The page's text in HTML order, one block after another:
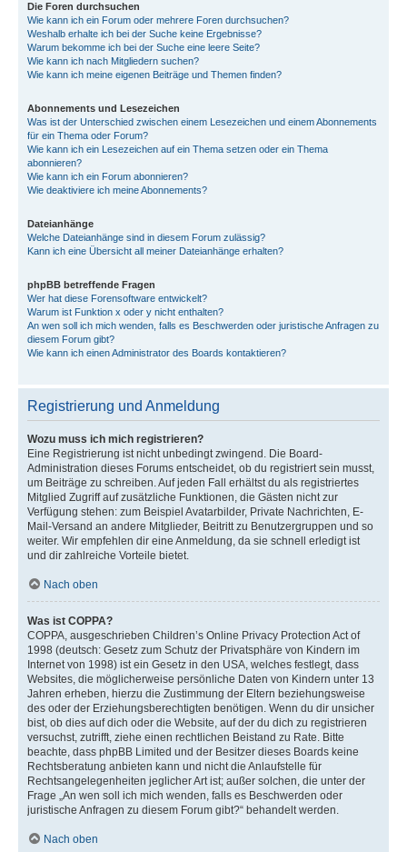
Die Foren durchsuchen
Wie kann ich ein Forum oder mehrere Foren durchsuchen?
Weshalb erhalte ich bei der Suche keine Ergebnisse?
Warum bekomme ich bei der Suche eine leere Seite?
Wie kann ich nach Mitgliedern suchen?
Wie kann ich meine eigenen Beiträge und Themen finden?
Abonnements und Lesezeichen
Was ist der Unterschied zwischen einem Lesezeichen und einem Abonnements
für ein Thema oder Forum?
Wie kann ich ein Lesezeichen auf ein Thema setzen oder ein Thema
abonnieren?
Wie kann ich ein Forum abonnieren?
Wie deaktiviere ich meine Abonnements?
Dateianhänge
Welche Dateianhänge sind in diesem Forum zulässig?
Kann ich eine Übersicht all meiner Dateianhänge erhalten?
phpBB betreffende Fragen
Wer hat diese Forensoftware entwickelt?
Warum ist Funktion x oder y nicht enthalten?
An wen soll ich mich wenden, falls es Beschwerden oder juristische Anfragen zu
diesem Forum gibt?
Wie kann ich einen Administrator des Boards kontaktieren?
Registrierung und Anmeldung
Wozu muss ich mich registrieren?
Eine Registrierung ist nicht unbedingt zwingend. Die Board-
Administration dieses Forums entscheidet, ob du registriert sein musst,
um Beiträge zu schreiben. Auf jeden Fall erhältst du als registriertes
Mitglied Zugriff auf zusätzliche Funktionen, die Gästen nicht zur
Verfügung stehen: zum Beispiel Avatarbilder, Private Nachrichten, E-
Mail-Versand an andere Mitglieder, Beitritt zu Benutzergruppen und so
weiter. Wir empfehlen dir eine Anmeldung, da sie schnell erledigt ist
und dir zahlreiche Vorteile bietet.
Nach oben
Was ist COPPA?
COPPA, ausgeschrieben Children’s Online Privacy Protection Act of
1998 (deutsch: Gesetz zum Schutz der Privatsphäre von Kindern im
Internet von 1998) ist ein Gesetz in den USA, welches festlegt, dass
Websites, die möglicherweise persönliche Daten von Kindern unter 13
Jahren erheben, hierzu die Zustimmung der Eltern beziehungsweise
des oder der Erziehungsberechtigten benötigen. Wenn du dir unsicher
bist, ob dies auf dich oder die Website, auf der du dich zu registrieren
versuchst, zutrifft, ziehe einen rechtlichen Beistand zu Rate. Bitte
beachte, dass phpBB Limited und der Besitzer dieses Boards keine
Rechtsberatung anbieten kann und nicht die Anlaufstelle für
Rechtsangelegenheiten jeglicher Art ist; außer solchen, die unter der
Frage „An wen soll ich mich wenden, falls es Beschwerden oder
juristische Anfragen zu diesem Forum gibt?“ behandelt werden.
Nach oben